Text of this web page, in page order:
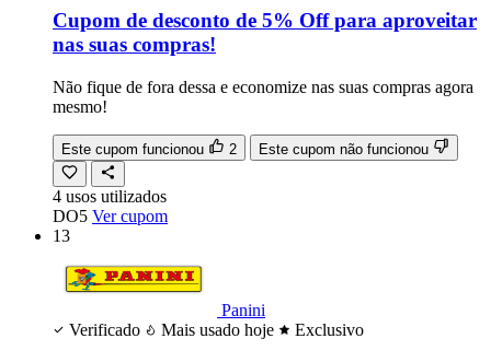
Cupom de desconto de 5% Off para aproveitar
nas suas compras!
Não fique de fora dessa e economize nas suas compras agora
mesmo!
Este cupom funcionou 2 Este cupom não funcionou
4 usos utilizados
DO5 Ver cupom
13
Panini
Verificado
Mais usado hoje Exclusivo